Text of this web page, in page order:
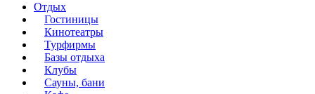
Отдых
Гостиницы
Кинотеатры
Турфирмы
Базы отдыха
Клубы
Сауны, бани